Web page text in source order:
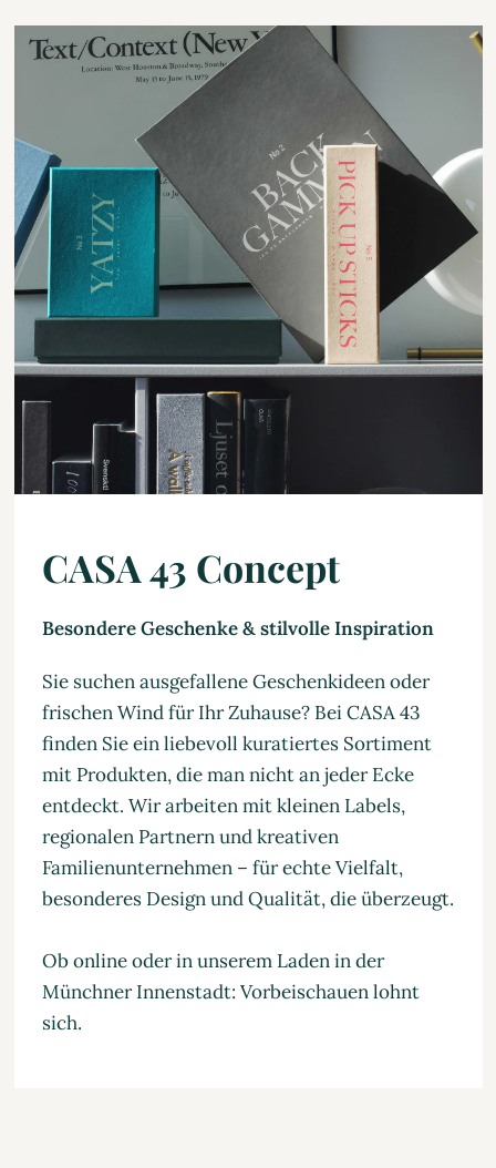
CASA 43 Concept
Besondere Geschenke & stilvolle Inspiration
Sie suchen ausgefallene Geschenkideen oder
frischen Wind für Ihr Zuhause? Bei CASA 43
finden Sie ein liebevoll kuratiertes Sortiment
mit Produkten, die man nicht an jeder Ecke
entdeckt. Wir arbeiten mit kleinen Labels,
regionalen Partnern und kreativen
Familienunternehmen – für echte Vielfalt,
besonderes Design und Qualität, die überzeugt.
Ob online oder in unserem Laden in der
Münchner Innenstadt: Vorbeischauen lohnt
sich.